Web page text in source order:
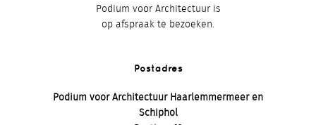
Podium voor Architectuur is
op afspraak te bezoeken.
Postadres
Podium voor Architectuur Haarlemmermeer en
Schiphol